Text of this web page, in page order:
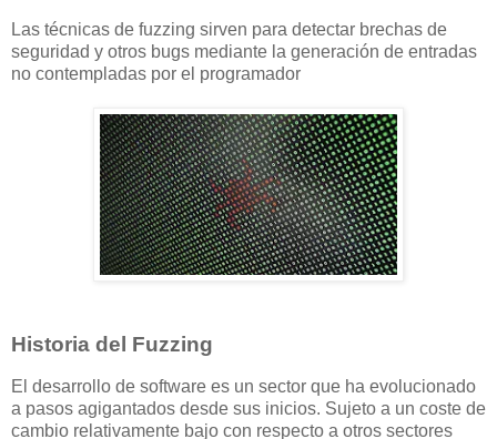
Las técnicas de fuzzing sirven para detectar brechas de
seguridad y otros bugs mediante la generación de entradas
no contempladas por el programador
Historia del Fuzzing
El desarrollo de software es un sector que ha evolucionado
a pasos agigantados desde sus inicios. Sujeto a un coste de
cambio relativamente bajo con respecto a otros sectores